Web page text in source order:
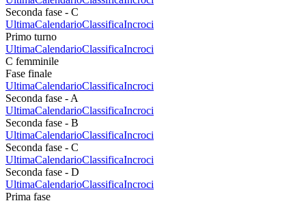
Seconda fase - C
UltimaCalendarioClassificaIncroci
Primo turno
UltimaCalendarioClassificaIncroci
C femminile
Fase finale
UltimaCalendarioClassificaIncroci
Seconda fase - A
UltimaCalendarioClassificaIncroci
Seconda fase - B
UltimaCalendarioClassificaIncroci
Seconda fase - C
UltimaCalendarioClassificaIncroci
Seconda fase - D
UltimaCalendarioClassificaIncroci
Prima fase